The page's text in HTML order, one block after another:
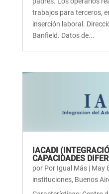
trabajos para terceros,
inserción laboral.
Banfield. Datos de...
IACADI
CAPACIDADES
por Por Igual Más| May
instituciones, Buenos